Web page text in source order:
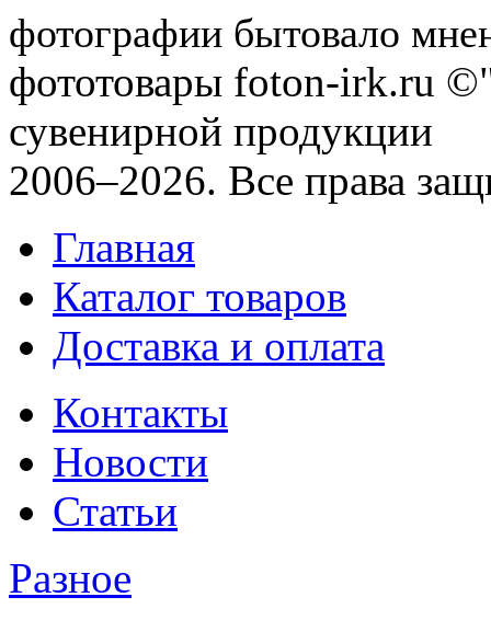
фотографии бытовало
фототовары foton-irk.ru
сувенирной продукции
2006–2026. Все права
Главная
Каталог товаров
Доставка и оплата
Контакты
Новости
Статьи
Разное